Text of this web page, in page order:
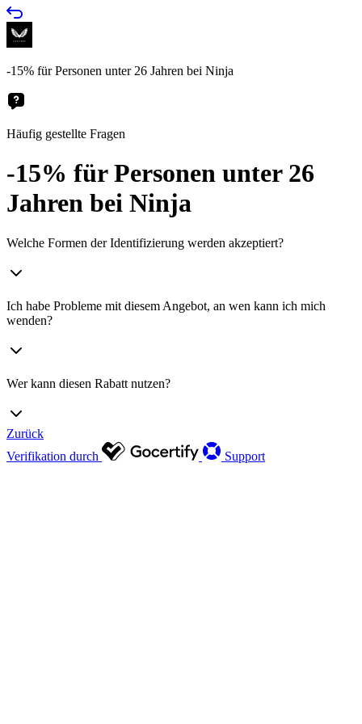
-15% für Personen unter 26 Jahren bei Ninja
Häufig gestellte Fragen
-15% für Personen unter 26
Jahren bei Ninja
Welche Formen der Identifizierung werden akzeptiert?
Ich habe Probleme mit diesem Angebot, an wen kann ich mich
wenden?
Wer kann diesen Rabatt nutzen?
Zurück
Verifikation durch
Support